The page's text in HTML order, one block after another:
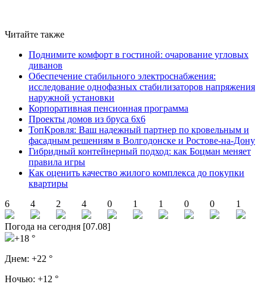
Читайте также
Поднимите комфорт в гостиной: очарование угловых
диванов
Обеспечение стабильного электроснабжения:
исследование однофазных стабилизаторов напряжения
наружной установки
Корпоративная пенсионная программа
Проекты домов из бруса 6х6
ТопКровля: Ваш надежный партнер по кровельным и
фасадным решениям в Волгодонске и Ростове-на-Дону
Гибридный контейнерный подход: как Боцман меняет
правила игры
Как оценить качество жилого комплекса до покупки
квартиры
6
4 2 4 0 1 1 0 0 1
Погода на сегодня [07.08]
+18 °
Днем: +22 °
Ночью: +12 °